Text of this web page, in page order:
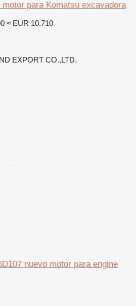
para Komatsu excavadora
≈ EUR 10.710
EXPORT CO.,LTD.
nuevo motor para engine